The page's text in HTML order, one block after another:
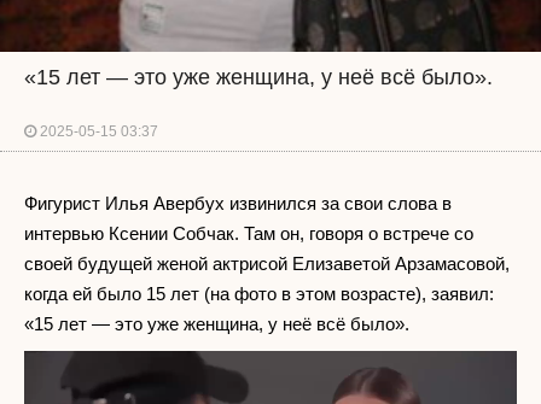
«15 лет — это уже женщина, у неё всё было».
2025-05-15 03:37
Фигурист Илья Авербух извинился за свои слова в
интервью Ксении Собчак. Там он, говоря о встрече со
своей будущей женой актрисой Елизаветой Арзамасовой,
когда ей было 15 лет (на фото в этом возрасте), заявил:
«15 лет — это уже женщина, у неё всё было».